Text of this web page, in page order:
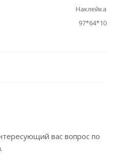
Наклейка
97*64*10
вас вопрос по